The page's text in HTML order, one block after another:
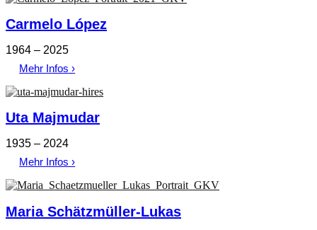
Carmelo López
1964 – 2025
Mehr Infos ›
Uta Majmudar
1935 – 2024
Mehr Infos ›
Maria Schätzmüller-Lukas